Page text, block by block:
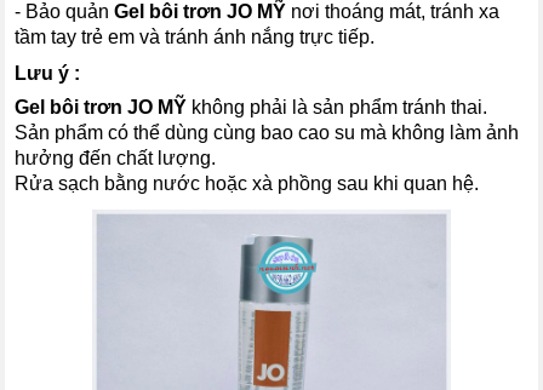
- Bảo quảnGel bôi trơn JO MỸ nơi thoáng mát, tránh xa
tầm tay trẻ em và tránh ánh nắng trực tiếp.
Lưu ý :
Gel bôi trơn JO MỸ không phải là sản phẩm tránh thai.
Sản phẩm có thể dùng cùng bao cao su mà không làm ảnh
hưởng đến chất lượng.
Rửa sạch bằng nước hoặc xà phồng sau khi quan hệ.